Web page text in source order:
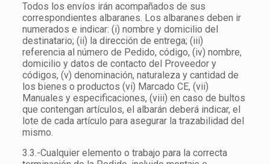
Todos los envíos irán acompañados de sus
correspondientes albaranes. Los albaranes deben ir
numerados e indicar: (i) nombre y domicilio del
destinatario; (ii) la dirección de entrega; (iii)
referencia al número de Pedido, código, (iv) nombre,
domicilio y datos de contacto del Proveedor y
códigos, (v) denominación, naturaleza y cantidad de
los bienes o productos (vi) Marcado CE, (vii)
Manuales y especificaciones, (viii) en caso de bultos
que contengan artículos, el albarán deberá indicar, el
lote de cada artículo para asegurar la trazabilidad del
mismo.
3.3.-Cualquier elemento o trabajo para la correcta